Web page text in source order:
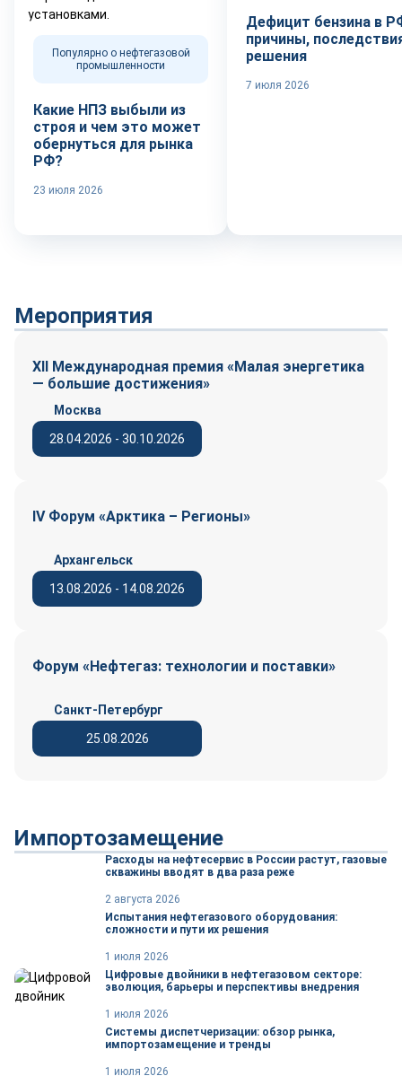
Популярно о нефтегазовой
промышленности
Какие НПЗ выбыли из
строя и чем это может
обернуться для рынка
РФ?
23 июля 2026
Дефицит бензина в
причины,
решения
7 июля 2026
Мероприятия
XII Международная премия «Малая энергетика
— большие достижения»
28.04.2026 - 30.10.2026
Москва
IV Форум «Арктика – Регионы»
13.08.2026 - 14.08.2026
Архангельск
Форум «Нефтегаз: технологии и поставки»
25.08.2026
Санкт-Петербург
Импортозамещение
Расходы на нефтесервис в России растут, газовые
скважины вводят в два раза реже
2 августа 2026
Испытания нефтегазового оборудования:
сложности и пути их решения
1 июля 2026
Цифровые двойники в нефтегазовом секторе:
эволюция, барьеры и перспективы внедрения
1 июля 2026
Системы диспетчеризации: обзор рынка,
импортозамещение и тренды
1 июля 2026